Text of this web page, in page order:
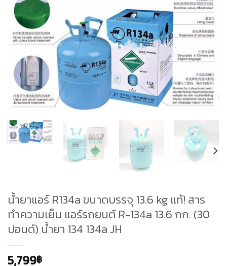
น้ำยาแอร์ R134a ขนาดบรรจุ 13.6 kg แท้! สาร
ทำความเย็น แอร์รถยนต์ R-134a 13.6 กก. (30
ปอนด์) น้ำยา 134 134a JH
5,799฿